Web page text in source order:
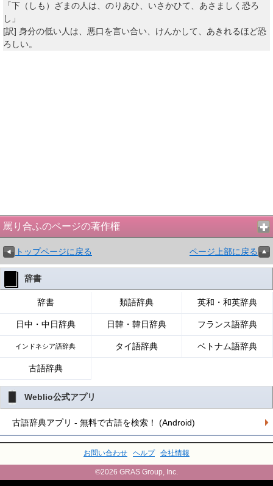
「下（しも）ざまの人は、のりあひ、いさかひて、あさましく恐ろ
し」
[訳] 身分の低い人は、悪口を言い合い、けんかして、あきれるほど恐
ろしい。
罵り合ふのページの著作権
トップページに戻る ページ上部に戻る
辞書
辞書 類語辞典 英和・和英辞典
日中・中日辞典 日韓・韓日辞典 フランス語辞典
インドネシア語辞典 タイ語辞典 ベトナム語辞典
古語辞典
Weblio公式アプリ
古語辞典アプリ - 無料で古語を検索！ (Android)
お問い合わせ ヘルプ 会社情報
©2026 GRAS Group, Inc.